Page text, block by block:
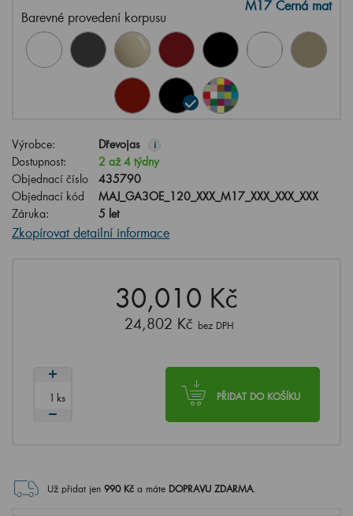
Barevné provedení korpusu
M17 Černá mat
Výrobce: Dřevojas i
Dostupnost:
2 až 4 týdny
Objednací číslo
435790
Objednací kód
MAJ_GA3OE_120_XXX_M17_XXX_XXX_XXX
Záruka:
5 let
Zkopírovat detailní informace
30,010 Kč
24,802 Kč bez DPH
PŘIDAT DO KOŠÍKU
ks
Už přidat jen 990Kč a máte DOPRAVU ZDARMA.